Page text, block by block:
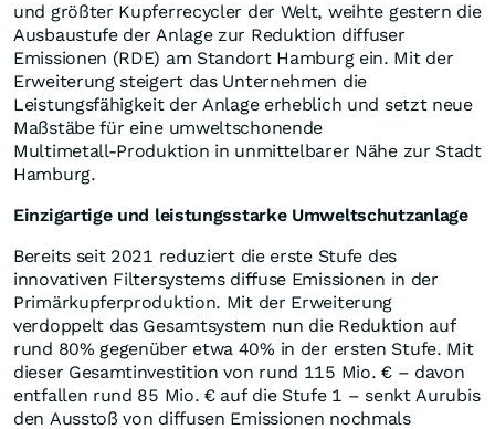
und größter Kupferrecycler der Welt, weihte gestern die
Ausbaustufe der Anlage zur Reduktion diffuser
Emissionen (RDE) am Standort Hamburg ein. Mit der
Erweiterung steigert das Unternehmen die
Leistungsfähigkeit der Anlage erheblich und setzt neue
Maßstäbe für eine umweltschonende
Multimetall‑Produktion in unmittelbarer Nähe zur Stadt
Hamburg.
Einzigartige und leistungsstarke Umweltschutzanlage
Bereits seit 2021 reduziert die erste Stufe des
innovativen Filtersystems diffuse Emissionen in der
Primärkupferproduktion. Mit der Erweiterung
verdoppelt das Gesamtsystem nun die Reduktion auf
rund 80% gegenüber etwa 40% in der ersten Stufe. Mit
dieser Gesamtinvestition von rund 115 Mio. € – davon
entfallen rund 85 Mio. € auf die Stufe 1 – senkt Aurubis
den Ausstoß von diffusen Emissionen nochmals